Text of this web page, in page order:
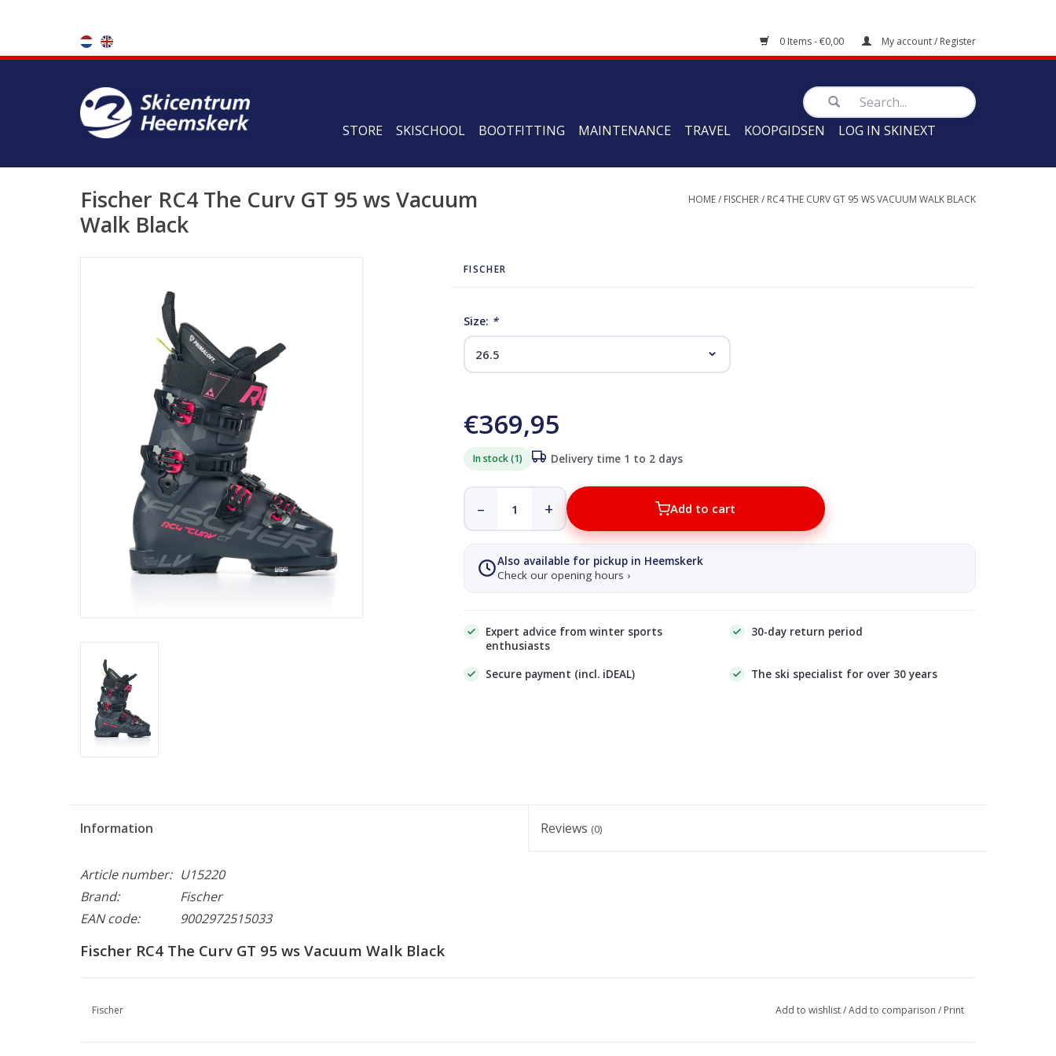
0 Items - €0,00 My account / Register
STORE SKISCHOOL BOOTFITTING MAINTENANCE TRAVEL KOOPGIDSEN LOG IN SKINEXT
Fischer RC4 The Curv GT 95 ws Vacuum
Walk Black
HOME/ FISCHER/ RC4 THE CURV GT 95 WS VACUUM WALK BLACK
FISCHER
Size: *
€369,95
In stock (1) Delivery time 1 to 2 days
– + Add to cart
Also available for pickup in Heemskerk
Check our opening hours ›
Expert advice from winter sports
enthusiasts
30-day return period
Secure payment (incl. iDEAL) The ski specialist for over 30 years
Information Reviews (0)
Article number: U15220
Brand:
Fischer
EAN code:
9002972515033
Fischer RC4 The Curv GT 95 ws Vacuum Walk Black
Fischer Add to wishlist/Add to comparison / Print